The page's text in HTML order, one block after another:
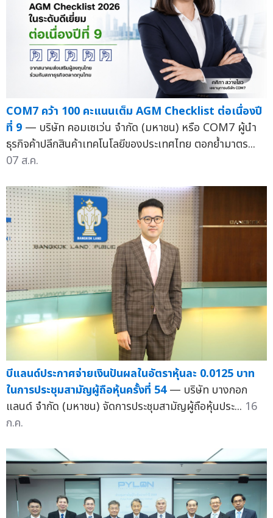
COM7 คว้า 100 คะแนนเต็ม AGM Checklist ต่อเนื่องปี
ที่ 9 — บริษัท คอมเซเว่น จำกัด (มหาชน) หรือ COM7 ผู้นำ
ธุรกิจค้าปลีกสินค้าเทคโนโลยีของประเทศไทย ตอกย้ำมาตร...
07 ส.ค.
บีแลนด์ประกาศจ่ายเงินปันผลในอัตราหุ้นละ 0.0125 บาท
ในการประชุมสามัญผู้ถือหุ้นครั้งที่ 54 — บริษัท บางกอก
แลนด์ จำกัด (มหาชน) จัดการประชุมสามัญผู้ถือหุ้นประ... 16
ก.ค.